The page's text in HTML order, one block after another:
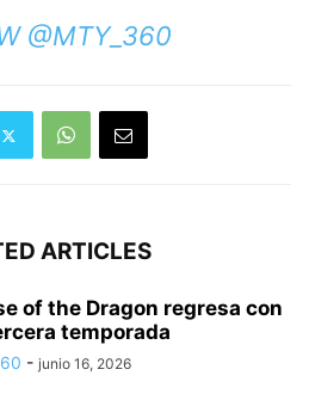
@MTY_360
ARTICLES
of the Dragon regresa con
temporada
- junio 16, 2026